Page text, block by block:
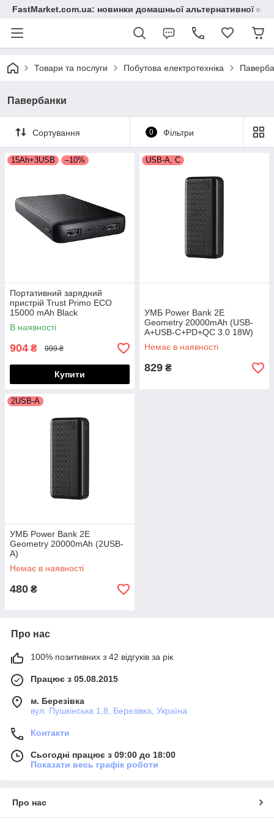
FastMarket.com.ua: новинки домашньої альтернативної
Товари та послуги Побутова електротехніка
Павербанки
Сортування 0 Фільтри
15Ah+3USB –10%
Портативний зарядний
пристрій Trust Primo ECO
15000 mAh Black
В наявності
904 ₴ 999 ₴
Купити
USB-A, C
УМБ Power Bank 2E
Geometry 20000mAh (USB-
A+USB-C+PD+QC 3.0 18W)
Немає в наявності
829 ₴
2USB-A
УМБ Power Bank 2E
Geometry 20000mAh (2USB-
А)
Немає в наявності
480 ₴
Про нас
100% позитивних з 42 відгуків за рік
Працює з 05.08.2015
м. Березівка
вул. Пушкінська 1,8, Березівка, Україна
Контакти
Сьогодні працює з 09:00 до 18:00
Показати весь графік роботи
Про нас